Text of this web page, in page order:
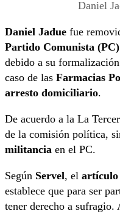
Daniel
Daniel Jadue fue
Partido Comunista (PC)
debido a su
caso de las Farmacias
arresto domiciliario.
De acuerdo a la La
de la comisión política,
militancia en el PC.
Según Servel, el artículo
establece que para ser
tener derecho a